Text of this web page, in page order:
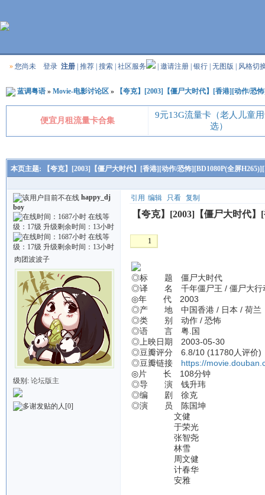
»您尚未 登录 注册| 推荐| 搜索| 社区服务 | 邀请注册| 银行 无图版 风格切
蓝调粤语» Movie-电影讨论区» 【夸克】[2003]【僵尸大时代】[香港][动作/恐
便宜月租流量卡合集
9元13G流量卡（老人儿童
选）
本页主题: 【夸克】[2003]【僵尸大时代】[香港][动作/恐怖][BD1080P(全屏
happy_dj
boy
肉团波波子
级别: 论坛版主
[0]
引用 编辑 只看 复制
【夸克】[2003]【僵尸大时代
1
◎标 题 僵尸大时代
◎译 名 千年僵尸王 / 僵尸大行动
◎年 代 2003
◎产 地 中国香港 / 日本 / 荷兰
◎类 别 动作 / 恐怖
◎语 言 粤.国
◎上映日期 2003-05-30
◎豆瓣评分 6.8/10 (11780人评价)
◎豆瓣链接 https://
◎片 长 108分钟
◎导 演 钱升玮
◎编 剧 徐克
◎演 员 陈国坤
文健
于荣光
张智尧
林雪
周文健
计春华
安雅